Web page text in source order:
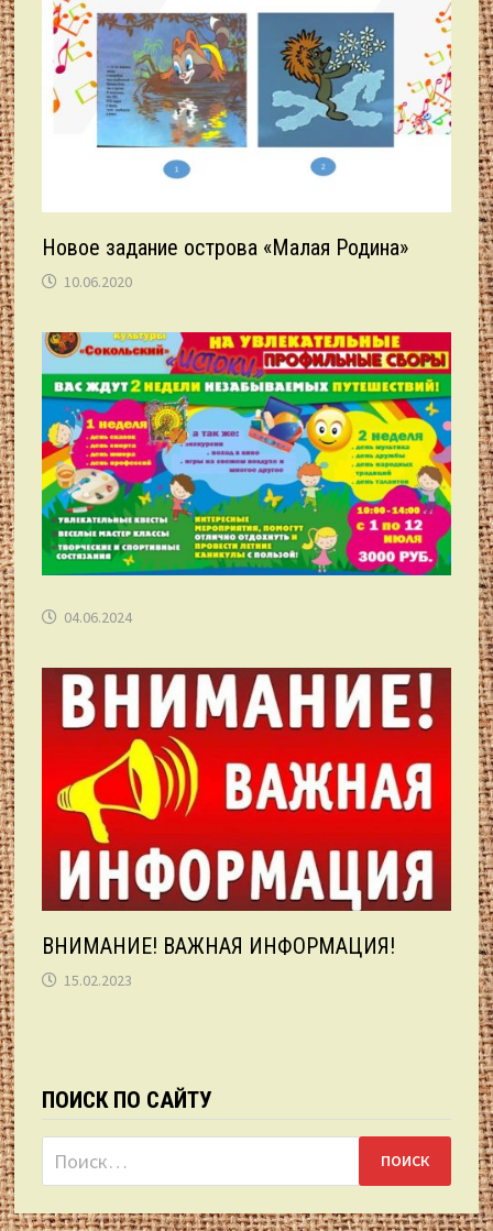
Новое задание острова «Малая Родина»
10.06.2020
04.06.2024
ВНИМАНИЕ! ВАЖНАЯ ИНФОРМАЦИЯ!
15.02.2023
ПОИСК ПО САЙТУ
Найти: